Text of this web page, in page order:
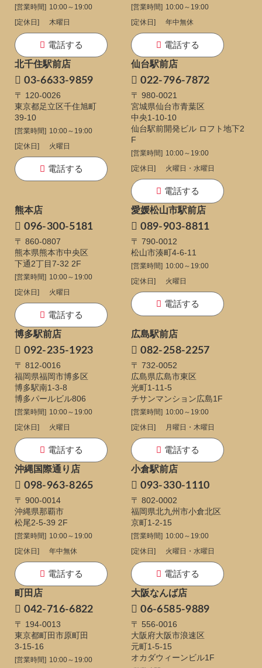
[営業時間] 10:00～19:00
[定休日]
木曜日
電話する
[営業時間] 10:00～19:00
[定休日]
年中無休
電話する
北千住駅前店
03-6633-9859
〒 120-0026
東京都足立区千住旭町
39-10
[営業時間] 10:00～19:00
[定休日]
火曜日
電話する
仙台駅前店
022-796-7872
〒 980-0021
宮城県仙台市青葉区
中央1-10-10
仙台駅前開発ビル ロフト地下2
F
[営業時間] 10:00～19:00
[定休日]
火曜日・水曜日
電話する
熊本店
096-300-5181
〒 860-0807
熊本県熊本市中央区
下通2丁目7-32 2F
[営業時間] 10:00～19:00
[定休日]
火曜日
電話する
愛媛松山市駅前店
089-903-8811
〒 790-0012
松山市湊町4-6-11
[営業時間] 10:00～19:00
[定休日]
火曜日
電話する
博多駅前店
092-235-1923
〒 812-0016
福岡県福岡市博多区
博多駅南1-3-8
博多パールビル806
[営業時間] 10:00～19:00
[定休日]
火曜日
電話する
広島駅前店
082-258-2257
〒 732-0052
広島県広島市東区
光町1-11-5
チサンマンション広島1F
[営業時間] 10:00～19:00
[定休日]
月曜日・木曜日
電話する
沖縄国際通り店
098-963-8265
〒 900-0014
沖縄県那覇市
松尾2-5-39 2F
[営業時間] 10:00～19:00
[定休日]
年中無休
電話する
小倉駅前店
093-330-1110
〒 802-0002
福岡県北九州市小倉北区
京町1-2-15
[営業時間] 10:00～19:00
[定休日]
火曜日・水曜日
電話する
町田店
042-716-6822
〒 194-0013
東京都町田市原町田
3-15-16
[営業時間] 10:00～19:00
大阪なんば店
06-6585-9889
〒 556-0016
大阪府大阪市浪速区
元町1-5-15
オカダウィーンビル1F